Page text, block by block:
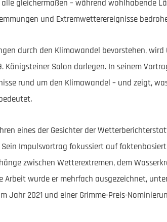
gleichermaßen – während wohlhabende
und Extremwetterereignisse
durch den Klimawandel bevorstehen, wird
Königsteiner Salon darlegen. In seinem
rund um den Klimawandel – und zeigt,
eines der Gesichter der
Impulsvortrag fokussiert auf
zwischen Wetterextremen, dem
Arbeit wurde er mehrfach ausgezeichnet,
Jahr 2021 und einer Grimme-Preis-